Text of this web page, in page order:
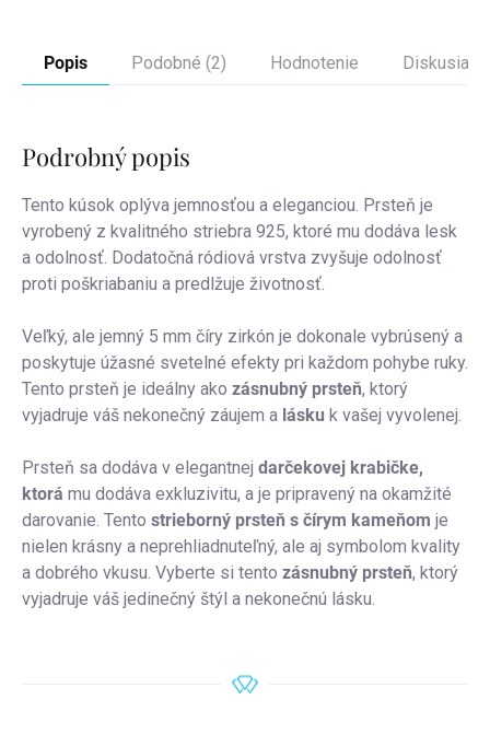
Popis Podobné (2) Hodnotenie Diskusia
Podrobný popis
Tento kúsok oplýva jemnosťou a eleganciou. Prsteň je
vyrobený z kvalitného striebra 925, ktoré mu dodáva lesk
a odolnosť. Dodatočná ródiová vrstva zvyšuje odolnosť
proti poškriabaniu a predlžuje životnosť.
Veľký, ale jemný 5 mm číry zirkón je dokonale vybrúsený a
poskytuje úžasné svetelné efekty pri každom pohybe ruky.
Tento prsteň je ideálny ako zásnubný prsteň, ktorý
vyjadruje váš nekonečný záujem a lásku k vašej vyvolenej.
Prsteň sa dodáva v elegantnej darčekovej krabičke,
ktorá mu dodáva exkluzivitu, a je pripravený na okamžité
darovanie. Tento strieborný prsteň s čírym kameňom je
nielen krásny a neprehliadnuteľný, ale aj symbolom kvality
a dobrého vkusu. Vyberte si tento zásnubný prsteň, ktorý
vyjadruje váš jedinečný štýl a nekonečnú lásku.